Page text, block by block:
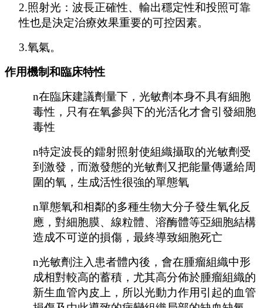
2.照射光：波長正確性、輸出穩定性和投照可靠
性也是決定治療效果重要的可控因素。
3.氧氣。
作用機制和臨床特性
n在臨床建議劑量下，光敏劑本身不具有細胞
毒性，只有在氧參與下的光活化才會引發細胞
毒性
n特定波長的鐳射照射使組織攝取的光敏劑受
到激發，而激發態的光敏劑又把能量傳遞給周
圍的氧，生成活性很強的單態氧
n單態氧和相鄰的多種生物大分子發生氧化反
應，對細胞膜、線粒體、溶酶體等亞細胞結構
造成不可逆的損傷，最終導致細胞死亡
n光敏劑注入患者體內後，會在腫瘤組織中形
成相對較高的蓄積，尤其高分佈於腫瘤組織的
新生血管內皮上，所以光動力作用引起的血管